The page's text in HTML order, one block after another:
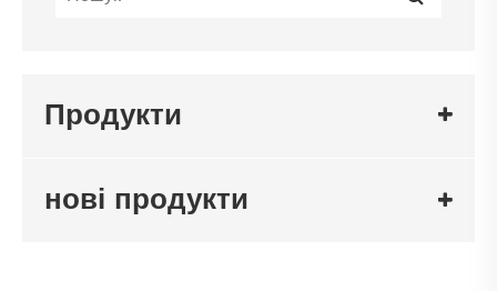
Продукти
нові продукти